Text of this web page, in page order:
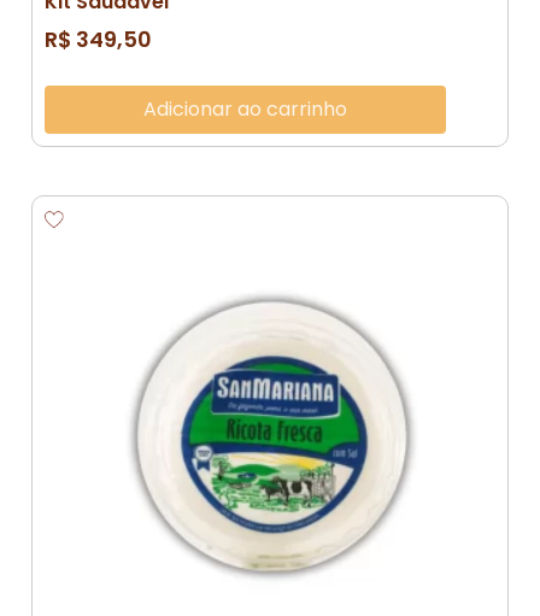
R$ 349,50
Adicionar ao carrinho